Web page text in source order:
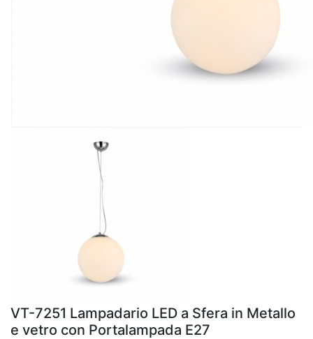
VT-7251 Lampadario LED a Sfera in Metallo
e vetro con Portalampada E27